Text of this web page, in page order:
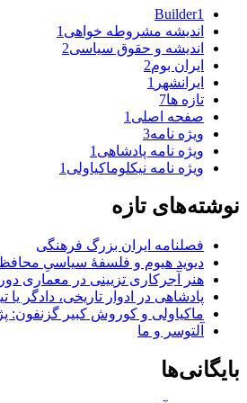
Builder1
اندیشه مشروطه خواهی 1
اندیشه و حقوق سیاسی2
ایران بوم2
ایرانشهر 1
تازه ها7
صفحه اصلی 1
ویژه نامه3
ویژه نامه پادشاهی 1
ویژه نامه نیکلوماکیاولی 1
نوشته‌های تازه
فصلنامه ایران بزرگ فرهنگی
دیوید هیوم و فلسفهٔ سیاسیِ
هنر آجرکاری تزیینی در معماری
پادشاهی در ادوار تاریخی، دادگر یا
ماکیاولی و کوروش کبیر گزنفون:
آلتوسر و ما
بایگانی‌ها